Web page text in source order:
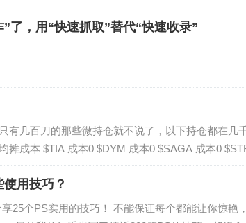
了，用“快速抓取”替代“快速收录”
有几百刀的那些微持仓就不说了，以下持仓都在几
摊成本 $TIA 成本0 $DYM 成本0 $SAGA 成本0
用技巧？
25个PS实用的技巧！ 不能保证每个都能让你惊艳